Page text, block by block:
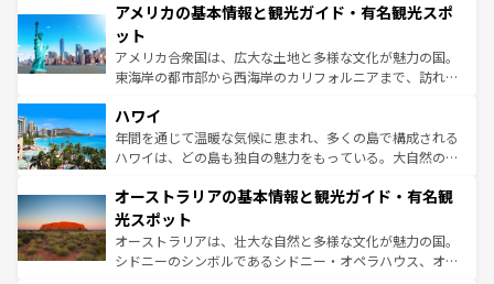
ンツ一覧を参照してほしい。
の建物がそのまま残る町や、スイスならではのユニークな
博物館もあり、アルプス観光だけでなく町歩きも満喫する
ことができる。国民の所得が高いため物価も高いが、旅行
者向けの交通パス提供のサービスもあり、うまく活用すれ
着のスイス情報は
アメリカの基本情報と観光ガイド・有名観光スポ
ット
アメリカ合衆国は、広大な土地と多様な文化が魅力の国。
東海岸の都市部から西海岸のカリフォルニアまで、訪れる
のような巨大都市は、観光、ショッピング、エンターテイ
ンメントが詰まった刺激的なスポットだ。一方、アメリカ
西部には大自然が広がり、グランドキャニオンやイエロー
部のニューオーリンズでは、音楽と美食が融合した独特の
文化が魅力。旅行者はアメリカの各地域で異なる魅力を楽
しみながら、その多様性と豊かな歴史を感じることができ
るだろう。車でのロードトリップや列車の旅も、アメリカ
ハワイ
年間を通じて温暖な気候に恵まれ、多くの島で構成される
ハワイは、どの島も独自の魅力をもっている。大自然の神
ワイ島は見逃せない。また、定番の観光地といえばオアフ
島だが、静かな自然を求めるならマウイ島やカウアイ島が
おすすめ。エメラルドグリーンに輝く海をはじめ、豊かな
文化や歴史が息づいている。「アロハスピリット」と呼ば
オーストラリアの基本情報と観光ガイド・有名観
光スポット
オーストラリアは、壮大な自然と多様な文化が魅力の国。
シドニーのシンボルであるシドニー・オペラハウス、オー